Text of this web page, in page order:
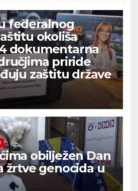
federalnog
okoliša
dokumentarna
priride
zaštitu države
obilježen Dan
žrtve genocida u